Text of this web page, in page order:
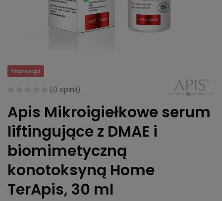
Promocja
(0 opinii)
Apis Mikroigiełkowe serum
liftingujące z DMAE i
biomimetyczną
konotoksyną Home
TerApis, 30 ml